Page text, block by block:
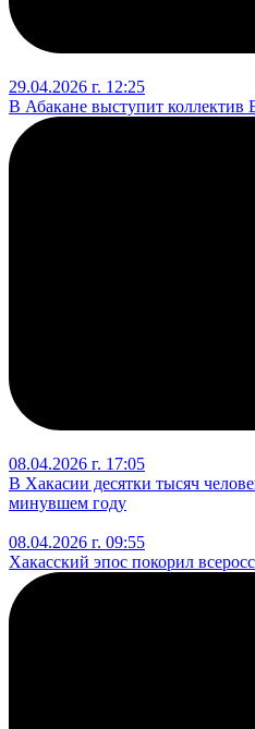
29.04.2026 г. 12:25
В Абакане выступит коллектив
08.04.2026 г. 17:05
В Хакасии десятки тысяч
минувшем году
08.04.2026 г. 09:55
Хакасский эпос покорил